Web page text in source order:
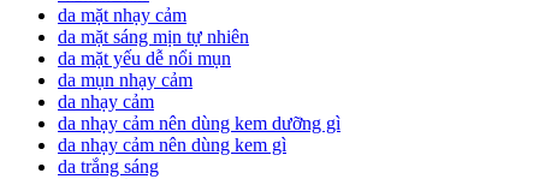
da mặt nhạy cảm
da mặt sáng mịn tự nhiên
da mặt yếu dễ nổi mụn
da mụn nhạy cảm
da nhạy cảm
da nhạy cảm nên dùng kem dưỡng gì
da nhạy cảm nên dùng kem gì
da trắng sáng